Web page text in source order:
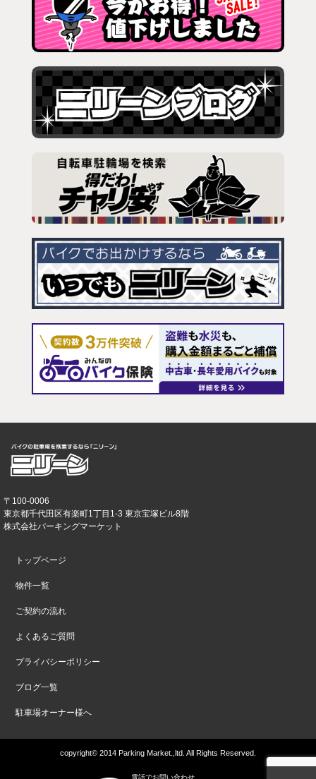
〒100-0006
東京都千代田区有楽町1丁目1-3 東京宝塚ビル8階
株式会社パーキングマーケット
トップページ
物件一覧
ご契約の流れ
よくあるご質問
プライバシーポリシー
ブログ一覧
駐車場オーナー様へ
copyright© 2014 Parking Market.,ltd. All Rights Reserved.
電話でお問い合わせ